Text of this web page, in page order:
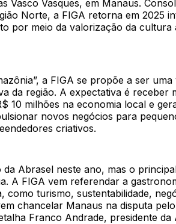
Vasco Vasques, em Manaus.
Norte, a FIGA retorna em 2025
por meio da valorização da cultura
a FIGA se propõe a ser uma
da região. A expectativa é receber
10 milhões na economia local e
novos negócios para
criativos.
Abrasel neste ano, mas o
A FIGA vem referendar a
como turismo, sustentabilidade,
chancelar Manaus na disputa
Franco Andrade, presidente da